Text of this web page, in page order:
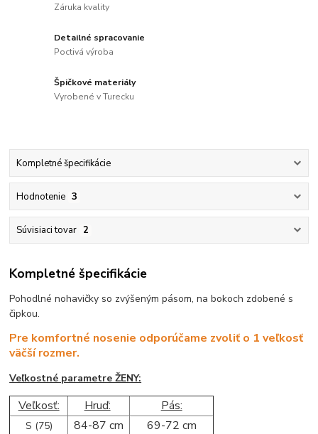
Záruka kvality
Detailné spracovanie
Poctivá výroba
Špičkové materiály
Vyrobené v Turecku
Kompletné špecifikácie
Hodnotenie 3
Súvisiaci tovar 2
Kompletné špecifikácie
Pohodlné nohavičky so zvýšeným pásom, na bokoch zdobené s
čipkou.
Pre komfortné nosenie odporúčame zvoliť o 1 veľkosť
väčší rozmer.
Veľkostné parametre ŽENY:
Veľkosť: Hruď: Pás:
S (75) 84-87 cm 69-72 cm